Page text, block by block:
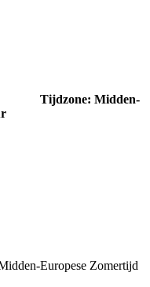
Tijdzone: Midden-
Europese Zomertijd